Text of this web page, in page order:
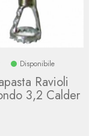
Disponibile
Ravioli
3,2 Calder